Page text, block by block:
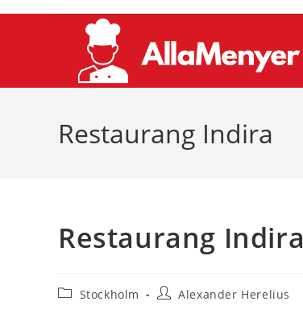
Restaurang Indira
Restaurang Indira
Inläggskategori:
Stockholm Inläggsförfattare:
Alexander Herelius